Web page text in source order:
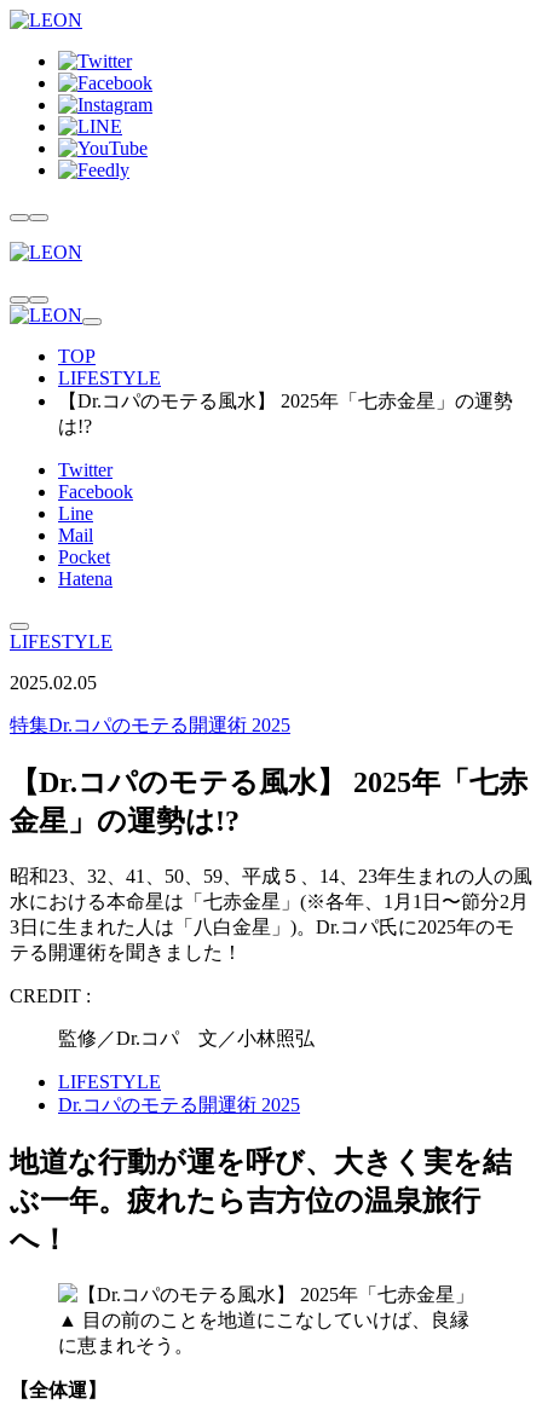
TOP
LIFESTYLE
【Dr.コパのモテる風水】 2025年「七赤金星」の運勢
は!?
Twitter
Facebook
Line
Mail
Pocket
Hatena
LIFESTYLE
2025.02.05
特集Dr.コパのモテる開運術 2025
【Dr.コパのモテる風水】 2025年「七赤
金星」の運勢は!?
昭和23、32、41、50、59、平成５、14、23年生まれの人の風
水における本命星は「七赤金星」(※各年、1月1日〜節分2月
3日に生まれた人は「八白金星」)。Dr.コパ氏に2025年のモ
テる開運術を聞きました！
CREDIT :
監修／Dr.コパ 文／小林照弘
LIFESTYLE
Dr.コパのモテる開運術 2025
地道な行動が運を呼び、大きく実を結
ぶ一年。疲れたら吉方位の温泉旅行
へ！
▲ 目の前のことを地道にこなしていけば、良縁
に恵まれそう。
【全体運】